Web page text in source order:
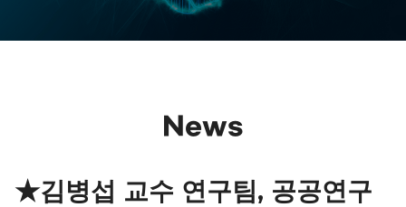
News
★김병섭 교수 연구팀, 공공연구